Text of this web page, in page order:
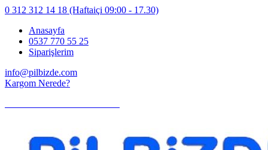
0 312 312 14 18 (Haftaiçi 09:00 - 17.30)
Anasayfa
0537 770 55 25
Siparişlerim
info@pilbizde.com
Kargom Nerede?